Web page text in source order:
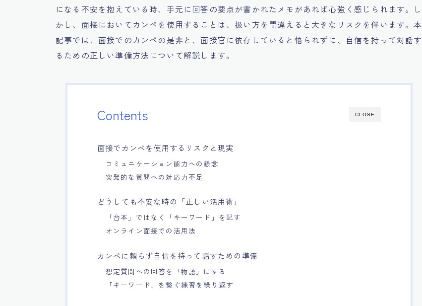
になる不安を抱えている時、手元に回答の要点が書かれたメモがあれば心強く感じられます。し
かし、面接においてカンペを使用することは、扱い方を間違えると大きなリスクを伴います。本
記事では、面接でのカンペの是非と、面接官に依存していると悟られずに、自信を持って対話す
るための正しい準備方法について解説します。
CLOSE
Contents
面接でカンペを使用するリスクと現実
コミュニケーション能力への懸念
突発的な質問への対応力不足
どうしても不安な時の「正しい活用術」
「台本」ではなく「キーワード」を記す
オンライン面接での活用法
カンペに頼らず自信を持って話すための準備
想定質問への回答を「物語」にする
「キーワード」を繋ぐ練習を繰り返す